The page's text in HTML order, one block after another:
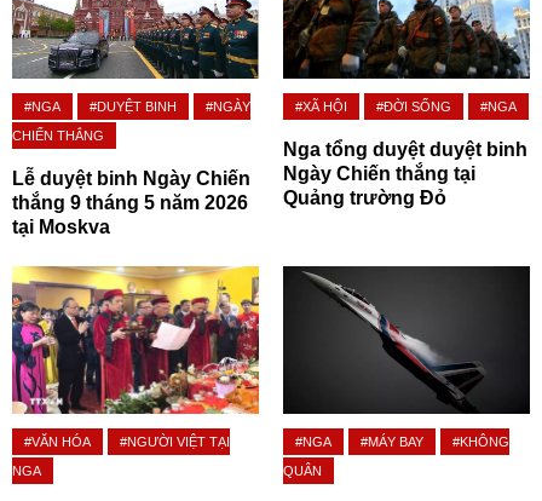
#NGA #DUYỆT BINH
#NGÀY
CHIẾN THẮNG
Lễ duyệt binh Ngày Chiến
thắng 9 tháng 5 năm 2026
tại Moskva
#XÃ HỘI #ĐỜI SỐNG #NGA
Nga tổng duyệt duyệt binh
Ngày Chiến thắng tại
Quảng trường Đỏ
#VĂN HÓA
#NGƯỜI VIỆT TẠI
NGA
#NGA #MÁY BAY
#KHÔNG
QUÂN